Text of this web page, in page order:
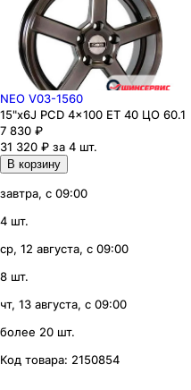
NEO V03-1560
15"x6J PCD 4x100 ЕТ 40 ЦО 60.1
7 830 ₽
31 320 ₽ за 4 шт.
В корзину
завтра, с 09:00
4 шт.
ср, 12 августа, с 09:00
8 шт.
чт, 13 августа, с 09:00
более 20 шт.
Код товара: 2150854